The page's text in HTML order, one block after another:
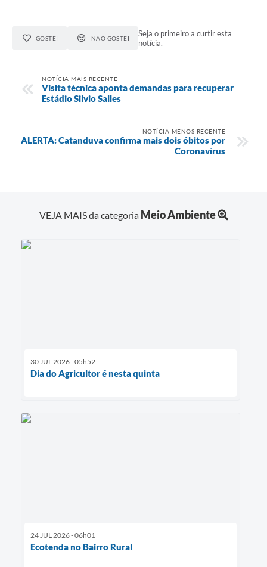
GOSTEI NÃO GOSTEI
Seja o primeiro a curtir esta
notícia.
NOTÍCIA MAIS RECENTE
Visita técnica aponta demandas para recuperar
Estádio Silvio Salles
NOTÍCIA MENOS RECENTE
ALERTA: Catanduva confirma mais dois óbitos por
Coronavírus
VEJA MAIS da categoria Meio Ambiente
30 JUL 2026 - 05h52
Dia do Agricultor é nesta quinta
24 JUL 2026 - 06h01
Ecotenda no Bairro Rural